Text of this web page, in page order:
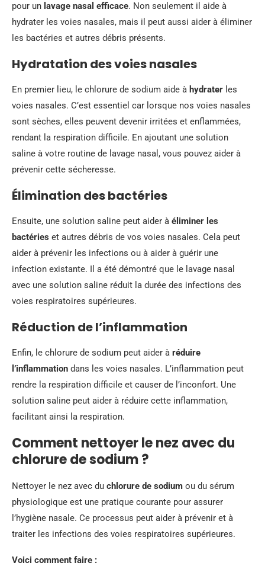
pour un lavage nasal efficace. Non seulement il aide à
hydrater les voies nasales, mais il peut aussi aider à éliminer
les bactéries et autres débris présents.
Hydratation des voies nasales
En premier lieu, le chlorure de sodium aide à hydrater les
voies nasales. C’est essentiel car lorsque nos voies nasales
sont sèches, elles peuvent devenir irritées et enflammées,
rendant la respiration difficile. En ajoutant une solution
saline à votre routine de lavage nasal, vous pouvez aider à
prévenir cette sécheresse.
Élimination des bactéries
Ensuite, une solution saline peut aider à éliminer les
bactéries et autres débris de vos voies nasales. Cela peut
aider à prévenir les infections ou à aider à guérir une
infection existante. Il a été démontré que le lavage nasal
avec une solution saline réduit la durée des infections des
voies respiratoires supérieures.
Réduction de l’inflammation
Enfin, le chlorure de sodium peut aider à réduire
l’inflammation dans les voies nasales. L’inflammation peut
rendre la respiration difficile et causer de l’inconfort. Une
solution saline peut aider à réduire cette inflammation,
facilitant ainsi la respiration.
Comment nettoyer le nez avec du
chlorure de sodium ?
Nettoyer le nez avec du chlorure de sodium ou du sérum
physiologique est une pratique courante pour assurer
l’hygiène nasale. Ce processus peut aider à prévenir et à
traiter les infections des voies respiratoires supérieures.
Voici comment faire :